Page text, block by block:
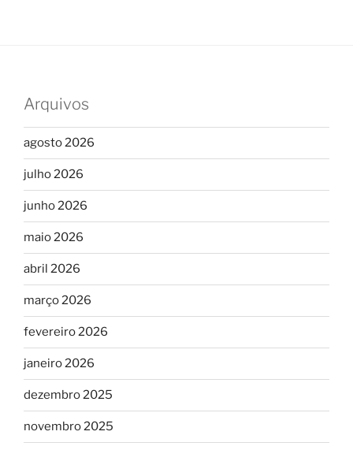
Arquivos
agosto 2026
julho 2026
junho 2026
maio 2026
abril 2026
março 2026
fevereiro 2026
janeiro 2026
dezembro 2025
novembro 2025